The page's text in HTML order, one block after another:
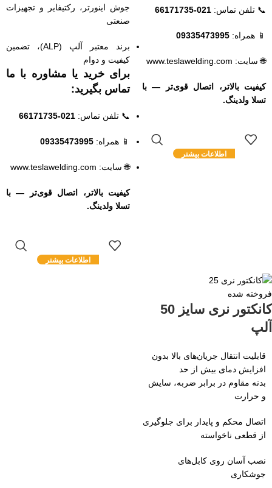
📞 تلفن تماس: 021-66171735
📱 همراه: 09335473995
🌐 سایت: www.teslawelding.com
کیفیت بالاتر، اتصال قوی‌تر — با
تسلا ولدینگ.
اطلاعات بیشتر
جوش اینورتر، رکتیفایر و تجهیزات
صنعتی
برند معتبر آلپ (ALP)، تضمین
کیفیت و دوام
برای خرید یا مشاوره با ما
تماس بگیرید:
📞 تلفن تماس: 021-66171735
📱 همراه: 09335473995
🌐 سایت: www.teslawelding.com
کیفیت بالاتر، اتصال قوی‌تر — با
تسلا ولدینگ.
اطلاعات بیشتر
فروخته شده
کانکتور نری سایز 50
آلپ
قابلیت انتقال جریان‌های بالا بدون
افزایش دمای بیش از حد
بدنه مقاوم در برابر ضربه، سایش
و حرارت
اتصال محکم و پایدار برای جلوگیری
از قطعی ناخواسته
نصب آسان روی کابل‌های
جوشکاری